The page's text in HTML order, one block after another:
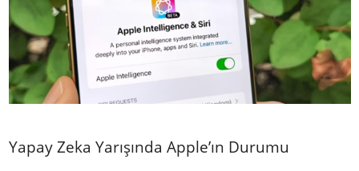
Yapay Zeka Yarışında Apple’ın Durumu